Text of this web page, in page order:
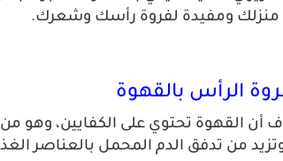
منزلك ومفيدة لفروة رأسك وشعرك.
الرأس بالقهوة
أن القهوة تحتوي على الكفايين، وهو من
من تدفق الدم المحمل بالعناصر